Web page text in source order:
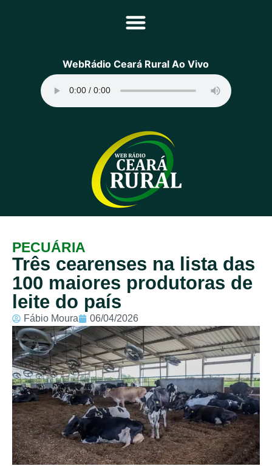
Principal
Programação
Equipe
Contato
Sobre
WebRádio Ceará Rural Ao Vivo
PECUÁRIA
Três cearenses na lista das
100 maiores produtoras de
leite do país
Fábio Moura 06/04/2026